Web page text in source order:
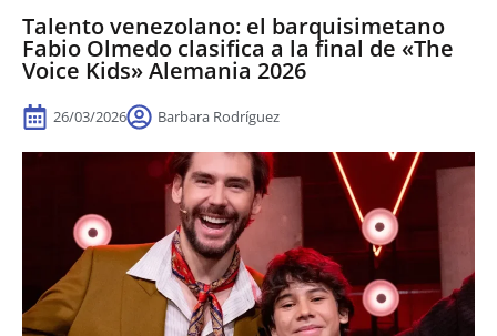
Talento venezolano: el barquisimetano
Fabio Olmedo clasifica a la final de «The
Voice Kids» Alemania 2026
26/03/2026 Barbara Rodríguez